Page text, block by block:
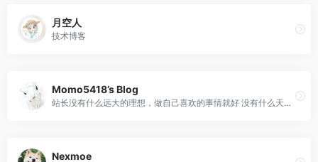
月空人
技术博客
Momo5418’s Blog
站长没有什么远大的理想，做自己喜欢的事情就好 没有什么天才的大脑，只有靠努力学习来成长 关于我一名学生，业余电子和计算机信息技术爱好者
Nexmoe